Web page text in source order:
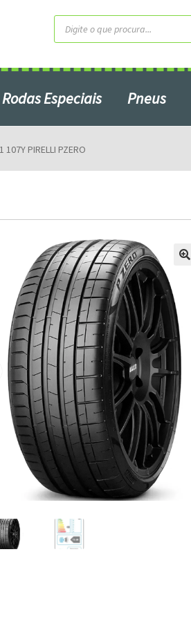
Pesquisar
produtos
Rodas Especiais Pneus
107Y PIRELLI PZERO